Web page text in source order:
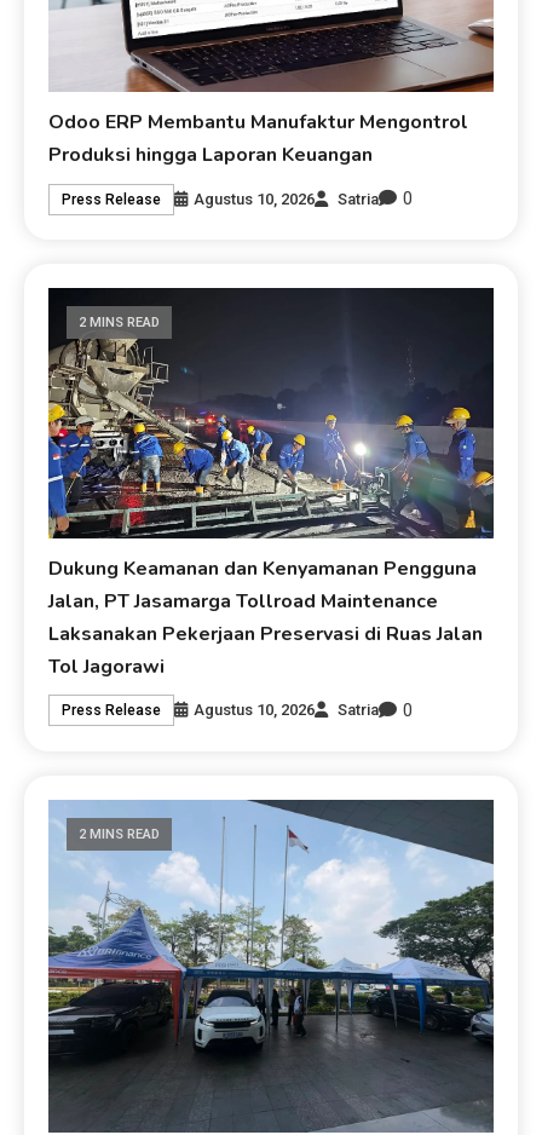
Odoo ERP Membantu Manufaktur Mengontrol
Produksi hingga Laporan Keuangan
Press Release Agustus 10, 2026 Satria 0
2 MINS READ
Dukung Keamanan dan Kenyamanan Pengguna
Jalan, PT Jasamarga Tollroad Maintenance
Laksanakan Pekerjaan Preservasi di Ruas Jalan
Tol Jagorawi
Press Release Agustus 10, 2026 Satria 0
2 MINS READ